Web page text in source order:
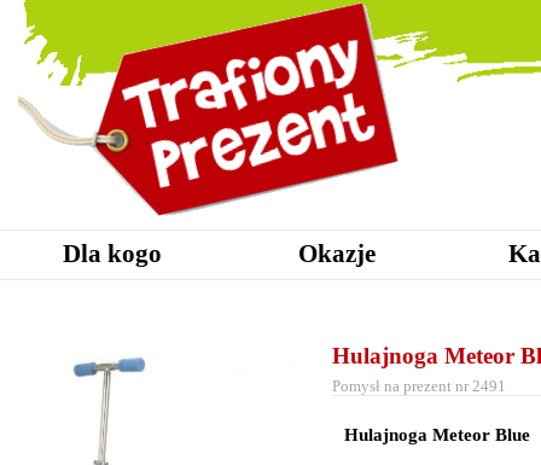
Dla kogo Okazje
Hulajnoga Meteor
Pomysł na prezent nr 2491
Hulajnoga Meteor Blue